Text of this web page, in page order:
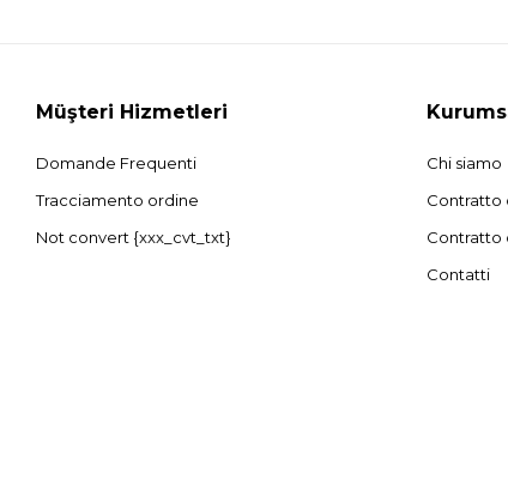
Müşteri Hizmetleri
Domande Frequenti
Tracciamento ordine
Not convert {xxx_cvt_txt}
Chi siamo
Contratto
Contratto
Contatti